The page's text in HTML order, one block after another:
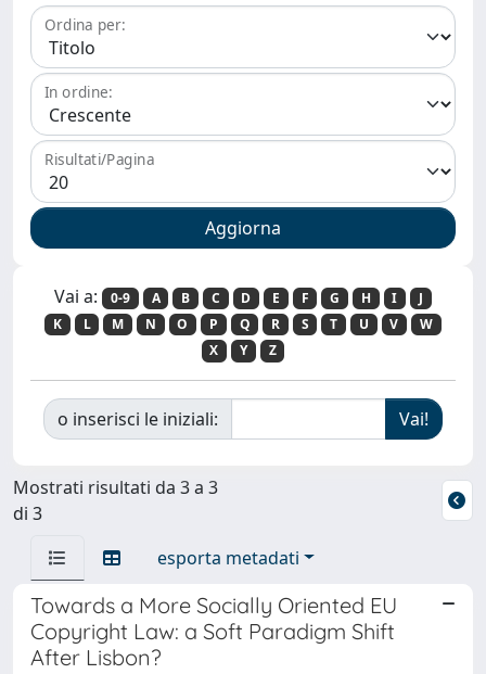
Ordina per:
In ordine:
Risultati/Pagina
Vai a: 0-9 A B C D E F G H I
J
K
L M N O P Q R S T U V
W
X
Y Z
o inserisci le iniziali:
Mostrati risultati da 3 a 3
di 3
esporta metadati
Towards a More Socially Oriented EU
Copyright Law: a Soft Paradigm Shift
After Lisbon?